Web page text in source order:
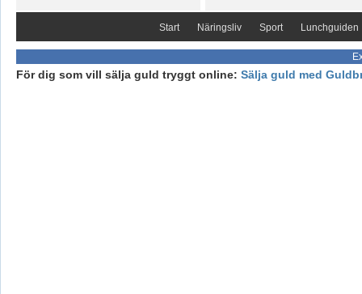
Start Näringsliv Sport Lunchguiden
För dig som vill sälja guld tryggt online: Sälja guld med